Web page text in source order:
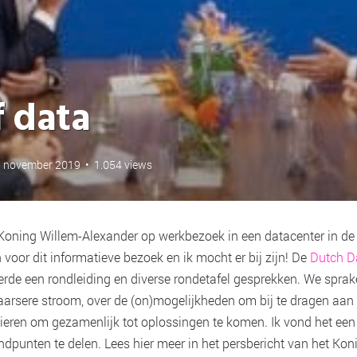
november 2019 •1.054 views
Willem-Alexander op werkbezoek in een datacenter in
dit informatieve bezoek en ik mocht er bij zijn! De Dutch
een rondleiding en diverse rondetafel gesprekken. We
stroom, over de (on)mogelijkheden om bij te dragen
om gezamenlijk tot oplossingen te komen. Ik vond het
te delen. Lees hier meer in het persbericht van het